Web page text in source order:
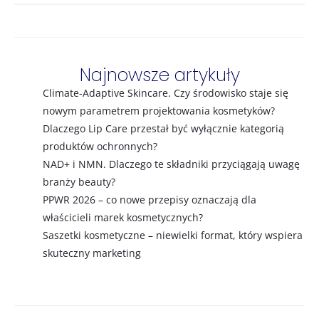
Najnowsze artykuły
Climate-Adaptive Skincare. Czy środowisko staje się
nowym parametrem projektowania kosmetyków?
Dlaczego Lip Care przestał być wyłącznie kategorią
produktów ochronnych?
NAD+ i NMN. Dlaczego te składniki przyciągają uwagę
branży beauty?
PPWR 2026 – co nowe przepisy oznaczają dla
właścicieli marek kosmetycznych?
Saszetki kosmetyczne – niewielki format, który wspiera
skuteczny marketing